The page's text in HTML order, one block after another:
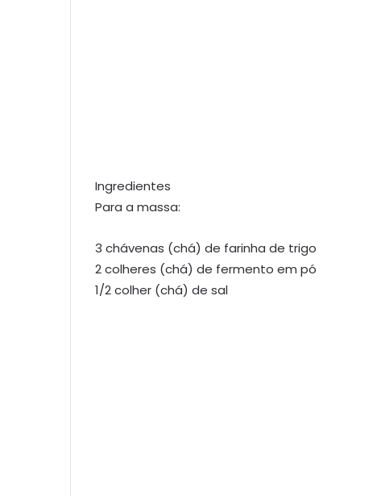
Ingredientes
Para a massa:
3 chávenas (chá) de farinha de trigo
2 colheres (chá) de fermento em pó
1/2 colher (chá) de sal